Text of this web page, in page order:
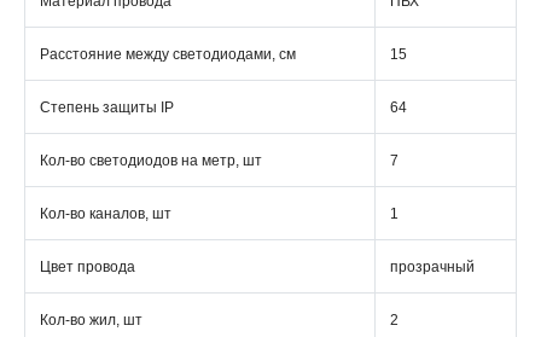
Расстояние между светодиодами, см 15
Степень защиты IP 64
Кол-во светодиодов на метр, шт 7
Кол-во каналов, шт 1
Цвет провода прозрачный
Кол-во жил, шт 2